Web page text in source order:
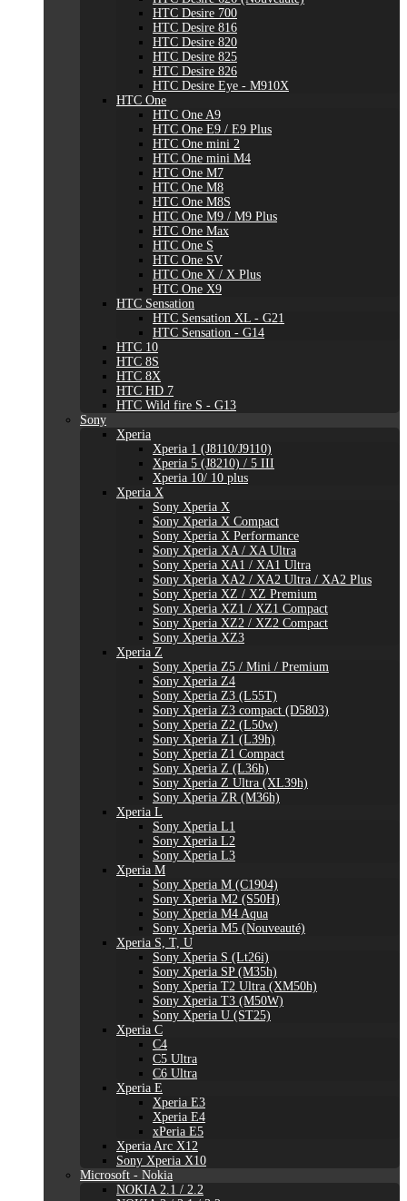
HTC Desire 700
HTC Desire 816
HTC Desire 820
HTC Desire 825
HTC Desire 826
HTC Desire Eye - M910X
HTC One
HTC One A9
HTC One E9 / E9 Plus
HTC One mini 2
HTC One mini M4
HTC One M7
HTC One M8
HTC One M8S
HTC One M9 / M9 Plus
HTC One Max
HTC One S
HTC One SV
HTC One X / X Plus
HTC One X9
HTC Sensation
HTC Sensation XL - G21
HTC Sensation - G14
HTC 10
HTC 8S
HTC 8X
HTC HD 7
HTC Wild fire S - G13
Sony
Xperia
Xperia 1 (J8110/J9110)
Xperia 5 (J8210) / 5 III
Xperia 10/ 10 plus
Xperia X
Sony Xperia X
Sony Xperia X Compact
Sony Xperia X Performance
Sony Xperia XA / XA Ultra
Sony Xperia XA1 / XA1 Ultra
Sony Xperia XA2 / XA2 Ultra / XA2 Plus
Sony Xperia XZ / XZ Premium
Sony Xperia XZ1 / XZ1 Compact
Sony Xperia XZ2 / XZ2 Compact
Sony Xperia XZ3
Xperia Z
Sony Xperia Z5 / Mini / Premium
Sony Xperia Z4
Sony Xperia Z3 (L55T)
Sony Xperia Z3 compact (D5803)
Sony Xperia Z2 (L50w)
Sony Xperia Z1 (L39h)
Sony Xperia Z1 Compact
Sony Xperia Z (L36h)
Sony Xperia Z Ultra (XL39h)
Sony Xperia ZR (M36h)
Xperia L
Sony Xperia L1
Sony Xperia L2
Sony Xperia L3
Xperia M
Sony Xperia M (C1904)
Sony Xperia M2 (S50H)
Sony Xperia M4 Aqua
Sony Xperia M5 (Nouveauté)
Xperia S, T, U
Sony Xperia S (Lt26i)
Sony Xperia SP (M35h)
Sony Xperia T2 Ultra (XM50h)
Sony Xperia T3 (M50W)
Sony Xperia U (ST25)
Xperia C
C4
C5 Ultra
C6 Ultra
Xperia E
Xperia E3
Xperia E4
xPeria E5
Xperia Arc X12
Sony Xperia X10
Microsoft - Nokia
NOKIA 2.1 / 2.2